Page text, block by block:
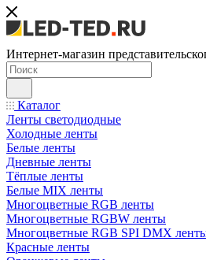
Интернет-магазин
Каталог
Ленты светодиодные
Холодные ленты
Белые ленты
Дневные ленты
Тёплые ленты
Белые MIX ленты
Многоцветные RGB ленты
Многоцветные RGBW ленты
Многоцветные RGB SPI DMX
Красные ленты